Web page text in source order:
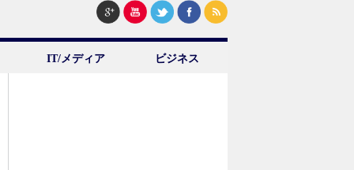
IT/メディア ビジネス